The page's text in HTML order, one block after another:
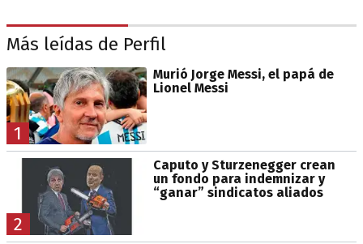
Más leídas de Perfil
1
Murió Jorge Messi, el papá de
Lionel Messi
2
Caputo y Sturzenegger crean
un fondo para indemnizar y
“ganar” sindicatos aliados